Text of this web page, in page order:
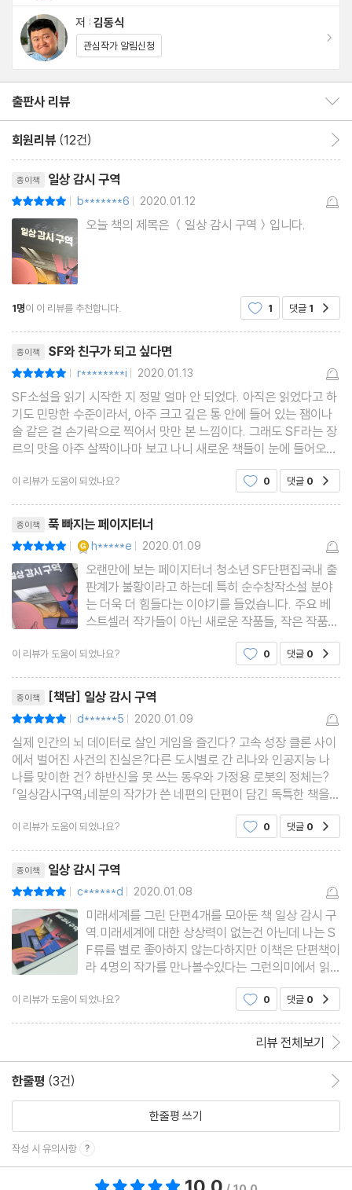
저 : 김동식
관심작가 알림신청
출판사 리뷰
회원리뷰 (12건)
종이책 일상 감시 구역
| b*******6 | 2020.01.12
오늘 책의 제목은 ＜일상 감시 구역＞입니다.
1명이 이 리뷰를 추천합니다. 1 댓글 1
종이책 SF와 친구가 되고 싶다면
| r********i | 2020.01.13
SF소설을 읽기 시작한 지 정말 얼마 안 되었다. 아직은 읽었다고 하
기도 민망한 수준이라서, 아주 크고 깊은 통 안에 들어 있는 잼이나
술 같은 걸 손가락으로 찍어서 맛만 본 느낌이다. 그래도 SF라는 장
르의 맛을 아주 살짝이나마 보고 나니 새로운 책들이 눈에 들어오기
시작했다. 이번에 읽은 ＜일상 감시 구역＞이라는 앤솔로지 역시 S
F에 대해 아예 관심을 갖지 않았더라면 읽지
이 리뷰가 도움이 되었나요? 0 댓글 0
종이책 푹 빠지는 페이지터너
| h*****e | 2020.01.09
오랜만에 보는 페이지터너 청소년 SF단편집국내 출
판계가 불황이라고 하는데 특히 순수창작소설 분야
는 더욱 더 힘들다는 이야기를 들었습니다. 주요 베
스트셀러 작가들이 아닌 새로운 작품들, 작은 작품
들, 신상 소설들이 많이 나와줘야 순환적인 생태계가
형성되고 새로운 바람이 부는데 아쉽습니다. 그러는
단편집이 반가웠습니다. 서
이 리뷰가 도움이 되었나요? 0 댓글 0
종이책 [책담] 일상 감시 구역
| d******5 | 2020.01.09
실제 인간의 뇌 데이터로 살인 게임을 즐긴다? 고속 성장 클론 사이
에서 벌어진 사건의 진실은?다른 도시별로 간 리나와 인공지능 나
나를 맞이한 건? 하반신을 못 쓰는 동우와 가정용 로봇의 정체는?
「일상감시구역」네분의 작가가 쓴 네편의 단편이 담긴 독특한 책을
만났다. 미래 세계!! 익숙하지 않은 사이언스 픽션(Science Fictio
n, SF). 아무래도 나보단 아들녀석이 더 좋아할만한
이 리뷰가 도움이 되었나요? 0 댓글 0
종이책 일상 감시 구역
| c******d | 2020.01.08
미래세계를 그린 단편4개를 모아둔 책 일상 감시 구
역.미래세계에 대한 상상력이 없는건 아닌데 나는 S
F류를 별로 좋아하지 않는다하지만 이책은 단편책이
라 4명의 작가를 만나볼수있다는 그런의미에서 읽
어보고 싶어졌는데결론부터 말하지면 읽기 정말 잘
했다 라는 생각이 든다.미래세계 하면 다들 각자 떠
이 리뷰가 도움이 되었나요? 0 댓글 0
리뷰 전체보기
한줄평 (3건)
한줄평 쓰기
작성 시 유의사항